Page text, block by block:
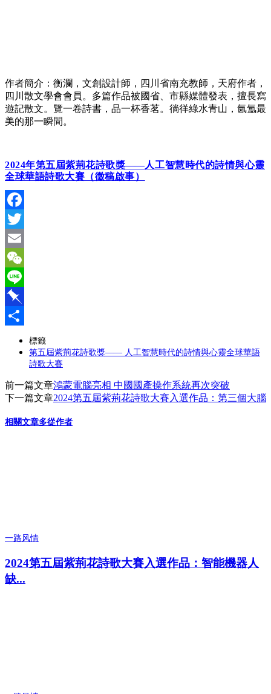
作者簡介：衡瀾，文創設計師，四川省南充教師，天府作者，
四川散文學會會員。多篇作品被國省、市縣媒體發表，擅長寫
遊記散文。覽一卷詩書，品一杯香茗。徜徉綠水青山，氤氲最
美的那一瞬間。
2024年第五屆紫荊花詩歌獎——人工智慧時代的詩情與心靈
全球華語詩歌大賽（徵稿啟事）
Facebook
Twitter
Email
WeChat
Line
Pinboard
標籤
第五屆紫荊花詩歌獎—— 人工智慧時代的詩情與心靈全球華語
詩歌大賽
前一篇文章鴻蒙電腦亮相 中國國產操作系統再次突破
下一篇文章2024第五屆紫荊花詩歌大賽入選作品：第三個大腦
相關文章多從作者
一路风情
2024第五屆紫荊花詩歌大賽入選作品：智能機器人
缺...